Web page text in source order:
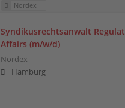
Nordex
Syndikusrechtsanwalt
Affairs (m/w/d)
Nordex
Hamburg